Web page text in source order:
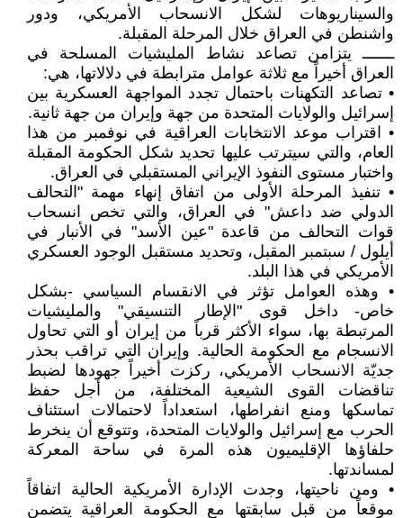
والسيناريوهات لشكل الانسحاب الأمريكي، ودور
واشنطن في العراق خلال المرحلة المقبلة.
ـــــــ يتزامن تصاعد نشاط المليشيات المسلحة في
العراق أخيراً مع ثلاثة عوامل مترابطة في دلالاتها، هي:
• تصاعد التكهنات باحتمال تجدد المواجهة العسكرية بين
إسرائيل والولايات المتحدة من جهة وإيران من جهة ثانية.
• اقتراب موعد الانتخابات العراقية في نوفمبر من هذا
العام، والتي سيترتب عليها تحديد شكل الحكومة المقبلة
واختبار مستوى النفوذ الإيراني المستقبلي في العراق.
• تنفيذ المرحلة الأولى من اتفاق إنهاء مهمة "التحالف
الدولي ضد داعش" في العراق، والتي تخص انسحاب
قوات التحالف من قاعدة "عين الأسد" في الأنبار في
أيلول / سبتمبر المقبل، وتحديد مستقبل الوجود العسكري
الأمريكي في هذا البلد.
• وهذه العوامل تؤثر في الانقسام السياسي -بشكل
خاص- داخل قوى "الإطار التنسيقي" والمليشيات
المرتبطة بها، سواء الأكثر قرباً من إيران أو التي تحاول
الانسجام مع الحكومة الحالية. وإيران التي تراقب بحذر
جديّة الانسحاب الأمريكي، ركزت أخيراً جهودها لضبط
تناقضات القوى الشيعية المختلفة، من أجل حفظ
تماسكها ومنع انفراطها، استعداداً لاحتمالات استئناف
الحرب مع إسرائيل والولايات المتحدة، وتتوقع أن ينخرط
حلفاؤها الإقليميون هذه المرة في ساحة المعركة
لمساندتها.
• ومن ناحيتها، وجدت الإدارة الأمريكية الحالية اتفاقاً
موقعاً من قبل سابقتها مع الحكومة العراقية يتضمن